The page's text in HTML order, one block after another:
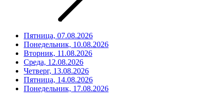
Пятница, 07.08.2026
Понедельник, 10.08.2026
Вторник, 11.08.2026
Среда, 12.08.2026
Четверг, 13.08.2026
Пятница, 14.08.2026
Понедельник, 17.08.2026